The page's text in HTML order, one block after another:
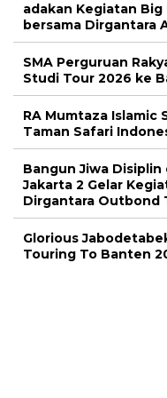
adakan Kegiatan
bersama Dirgantara
SMA Perguruan
Studi Tour 2026 ke
RA Mumtaza Islamic
Taman Safari
Bangun Jiwa Disiplin
Jakarta 2 Gelar
Dirgantara Outbond
Glorious
Touring To Banten